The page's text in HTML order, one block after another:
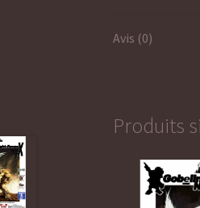
Avis (0)
Produits